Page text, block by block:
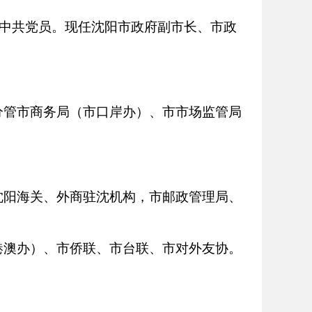
共党员。现任沈阳市政府副市长、市政
市商务局（市口岸办）、市市场监管局
海关、外商驻沈机构，市邮政管理局、
办）、市侨联、市台联、市对外友协。